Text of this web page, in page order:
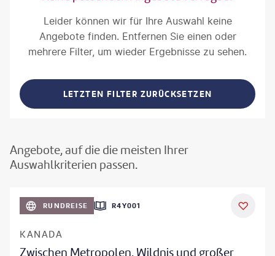
Leider können wir für Ihre Auswahl keine
Angebote finden. Entfernen Sie einen oder
mehrere Filter, um wieder Ergebnisse zu sehen.
LETZTEN FILTER ZURÜCKSETZEN
Angebote, auf die die meisten Ihrer
Auswahlkriterien passen.
RUNDREISE R4Y001
KANADA
Zwischen Metropolen, Wildnis und großer